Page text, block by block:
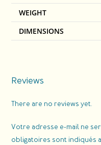
WEIGHT
DIMENSIONS
Reviews
There are no reviews yet.
Votre adresse e-mail ne
obligatoires sont indiqués